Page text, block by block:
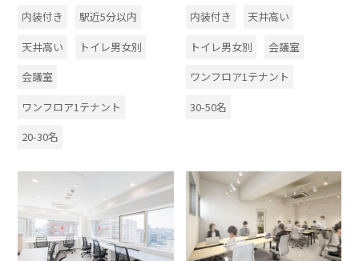
内装付き
駅近5分以内
天井高い
トイレ男女別
会議室
ワンフロア1テナント
20-30名
内装付き
天井高い
トイレ男女別
会議室
ワンフロア1テナント
30-50名